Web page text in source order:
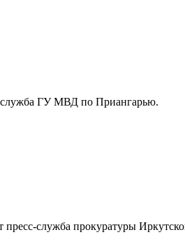
служба ГУ МВД по Приангарью.
служба прокуратуры